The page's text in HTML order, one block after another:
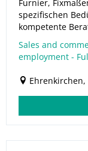
Furnier,
spezifischen
kompetente
Sales and
employment -
Ehrenkirchen,